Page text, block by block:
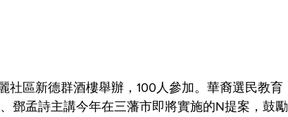
鄧孟詩主講今年在三藩市即將實施的N提案，鼓勵